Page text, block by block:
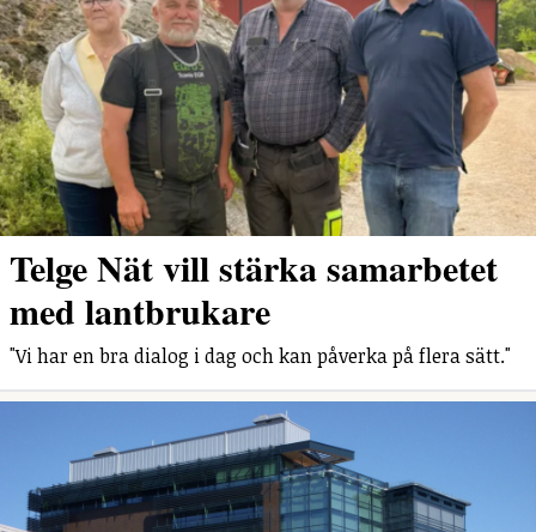
Telge Nät vill stärka samarbetet
med lantbrukare
"Vi har en bra dialog i dag och kan påverka på flera sätt."